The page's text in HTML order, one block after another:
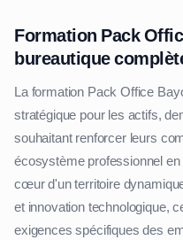
Formation Pack
bureautique
La formation Pack Office
stratégique pour les actifs,
souhaitant renforcer leurs
écosystème professionnel
cœur d'un territoire
et innovation technologique,
exigences spécifiques des